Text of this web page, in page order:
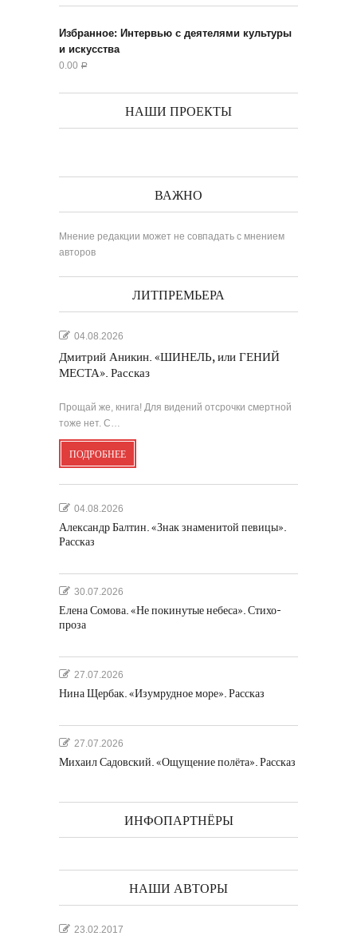
Избранное: Интервью с деятелями культуры
и искусства
0.00 Р
НАШИ ПРОЕКТЫ
ВАЖНО
Мнение редакции может не совпадать с мнением
авторов
ЛИТПРЕМЬЕРА
04.08.2026
Дмитрий Аникин. «ШИНЕЛЬ, или ГЕНИЙ
МЕСТА». Рассказ
Прощай же, книга! Для видений отсрочки смертной
тоже нет. С…
ПОДРОБНЕЕ
04.08.2026
Александр Балтин. «Знак знаменитой певицы».
Рассказ
30.07.2026
Елена Сомова. «Не покинутые небеса». Стихо-
проза
27.07.2026
Нина Щербак. «Изумрудное море». Рассказ
27.07.2026
Михаил Садовский. «Ощущение полёта». Рассказ
ИНФОПАРТНЁРЫ
НАШИ АВТОРЫ
23.02.2017